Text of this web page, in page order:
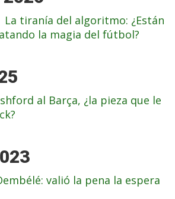
La tiranía del algoritmo: ¿Están
la magia del fútbol?
al Barça, ¿la pieza que le
valió la pena la espera